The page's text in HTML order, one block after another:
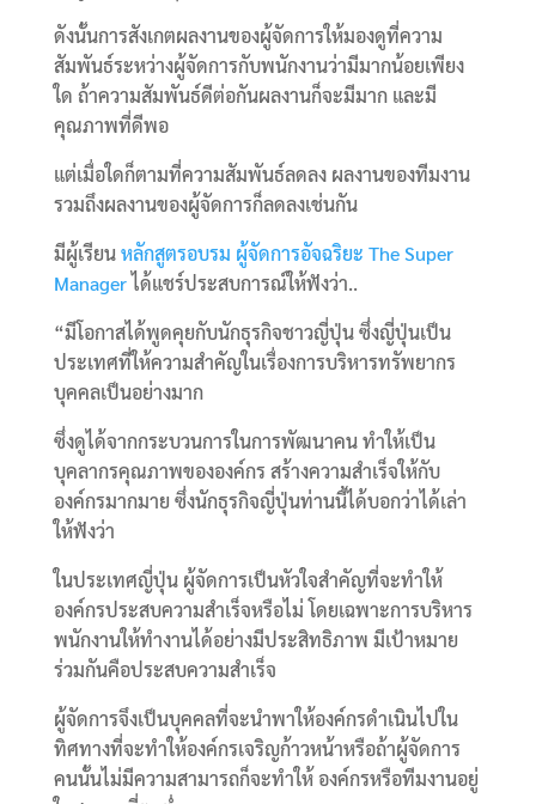
ดังนั้นการสังเกตผลงานของผู้จัดการให้มองดูที่ความ
สัมพันธ์ระหว่างผู้จัดการกับพนักงานว่ามีมากน้อยเพียง
ใด ถ้าความสัมพันธ์ดีต่อกันผลงานก็จะมีมาก และมี
คุณภาพที่ดีพอ
แต่เมื่อใดก็ตามที่ความสัมพันธ์ลดลง ผลงานของทีมงาน
รวมถึงผลงานของผู้จัดการก็ลดลงเช่นกัน
มีผู้เรียนหลักสูตรอบรม ผู้จัดการอัจฉริยะ The Super
Managerได้แชร์ประสบการณ์ให้ฟังว่า..
“มีโอกาสได้พูดคุยกับนักธุรกิจชาวญี่ปุ่น ซึ่งญี่ปุ่นเป็น
ประเทศที่ให้ความสำคัญในเรื่องการบริหารทรัพยากร
บุคคลเป็นอย่างมาก
ซึ่งดูได้จากกระบวนการในการพัฒนาคน ทำให้เป็น
บุคลากรคุณภาพขององค์กร สร้างความสำเร็จให้กับ
องค์กรมากมาย ซึ่งนักธุรกิจญี่ปุ่นท่านนี้ได้บอกว่าได้เล่า
ให้ฟังว่า
ในประเทศญี่ปุ่น ผู้จัดการเป็นหัวใจสำคัญที่จะทำให้
องค์กรประสบความสำเร็จหรือไม่ โดยเฉพาะการบริหาร
พนักงานให้ทำงานได้อย่างมีประสิทธิภาพ มีเป้าหมาย
ร่วมกันคือประสบความสำเร็จ
ผู้จัดการจึงเป็นบุคคลที่จะนำพาให้องค์กรดำเนินไปใน
ทิศทางที่จะทำให้องค์กรเจริญก้าวหน้าหรือถ้าผู้จัดการ
คนนั้นไม่มีความสามารถก็จะทำให้ องค์กรหรือทีมงานอยู่